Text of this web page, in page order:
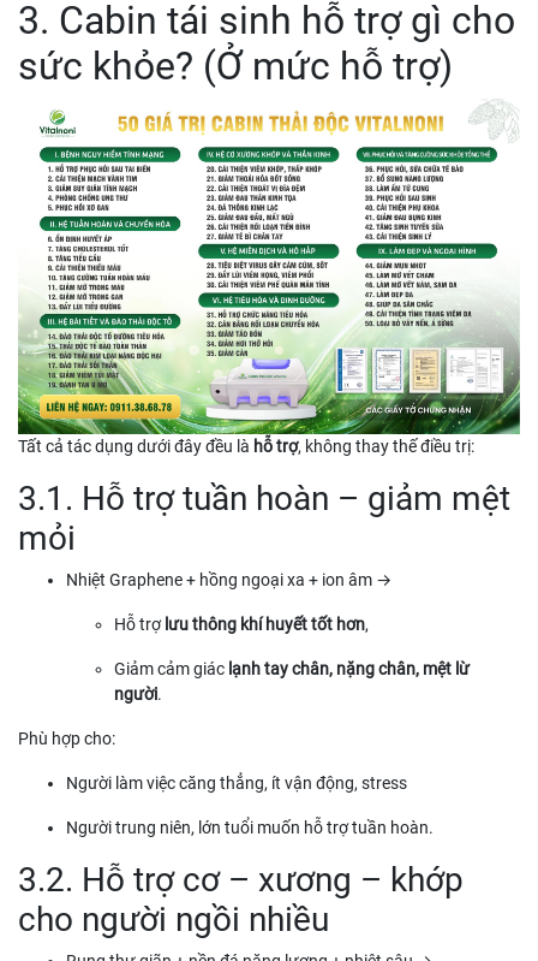
3. Cabin tái sinh hỗ trợ gì cho
sức khỏe? (Ở mức hỗ trợ)
Tất cả tác dụng dưới đây đều là hỗ trợ, không thay thế điều trị:
3.1. Hỗ trợ tuần hoàn – giảm mệt
mỏi
Nhiệt Graphene + hồng ngoại xa + ion âm →
Hỗ trợ lưu thông khí huyết tốt hơn,
Giảm cảm giác lạnh tay chân, nặng chân, mệt lừ
người.
Phù hợp cho:
Người làm việc căng thẳng, ít vận động, stress
Người trung niên, lớn tuổi muốn hỗ trợ tuần hoàn.
3.2. Hỗ trợ cơ – xương – khớp
cho người ngồi nhiều